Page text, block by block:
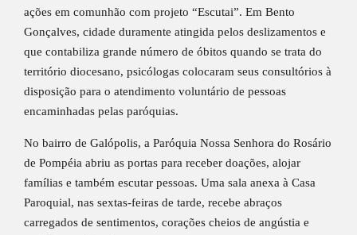
ações em comunhão com projeto “Escutai”. Em Bento
Gonçalves, cidade duramente atingida pelos deslizamentos e
que contabiliza grande número de óbitos quando se trata do
território diocesano, psicólogas colocaram seus consultórios à
disposição para o atendimento voluntário de pessoas
encaminhadas pelas paróquias.
No bairro de Galópolis, a Paróquia Nossa Senhora do Rosário
de Pompéia abriu as portas para receber doações, alojar
famílias e também escutar pessoas. Uma sala anexa à Casa
Paroquial, nas sextas-feiras de tarde, recebe abraços
carregados de sentimentos, corações cheios de angústia e